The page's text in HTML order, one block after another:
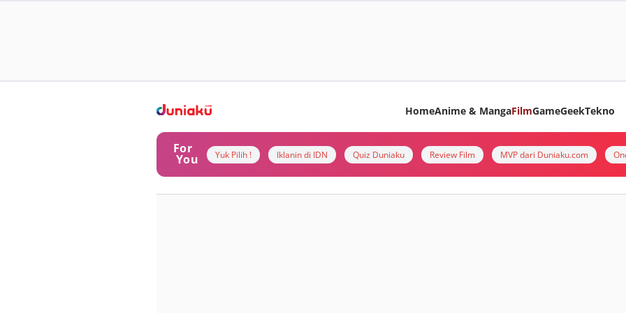
HomeAnime & MangaFilmGameGeekTekno
For
You Yuk Pilih ! Iklanin di IDN Quiz Duniaku Review Film MVP dari Duniaku.com